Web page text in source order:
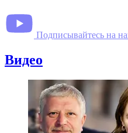
Подписывайтесь на
Видео